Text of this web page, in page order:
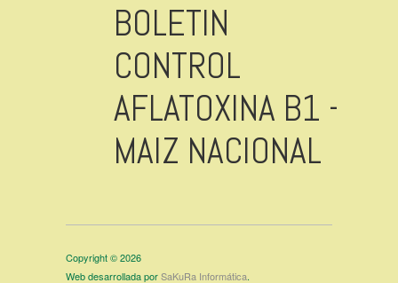
BOLETIN
CONTROL
AFLATOXINA B1 -
MAIZ NACIONAL
Copyright © 2026
Web desarrollada porSaKuRa Informática.